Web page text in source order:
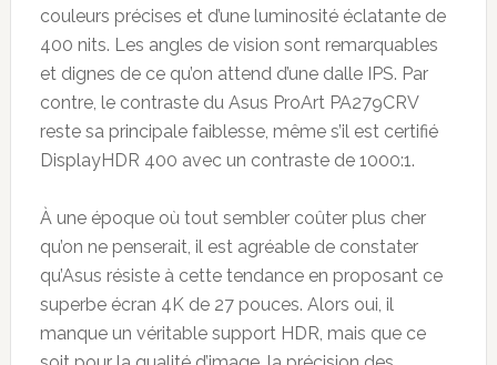
couleurs précises et d’une luminosité éclatante de
400 nits. Les angles de vision sont remarquables
et dignes de ce qu’on attend d’une dalle IPS. Par
contre, le contraste du Asus ProArt PA279CRV
reste sa principale faiblesse, même s’il est certifié
DisplayHDR 400 avec un contraste de 1000:1.
À une époque où tout sembler coûter plus cher
qu’on ne penserait, il est agréable de constater
qu’Asus résiste à cette tendance en proposant ce
superbe écran 4K de 27 pouces. Alors oui, il
manque un véritable support HDR, mais que ce